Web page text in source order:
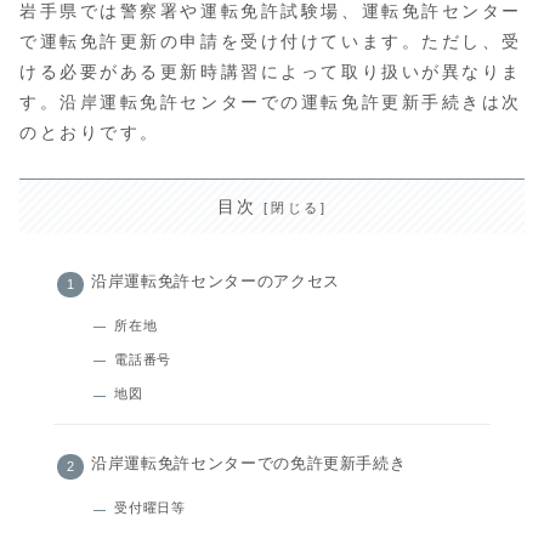
岩手県では警察署や運転免許試験場、運転免許センター
で運転免許更新の申請を受け付けています。ただし、受
ける必要がある更新時講習によって取り扱いが異なりま
す。沿岸運転免許センターでの運転免許更新手続きは次
のとおりです。
目次
沿岸運転免許センターのアクセス
所在地
電話番号
地図
沿岸運転免許センターでの免許更新手続き
受付曜日等